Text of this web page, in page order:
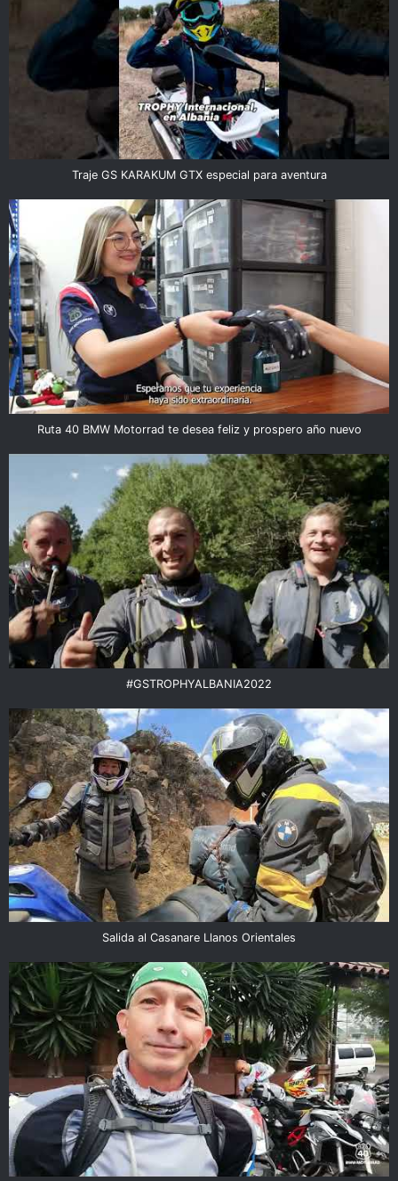
Traje GS KARAKUM GTX especial para aventura
Ruta 40 BMW Motorrad te desea feliz y prospero año nuevo
#GSTROPHYALBANIA2022
Salida al Casanare Llanos Orientales